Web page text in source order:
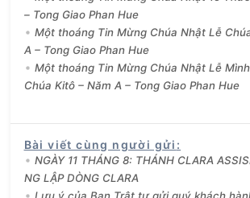
– Tong Giao Phan Hue
Một thoáng Tin Mừng Chúa Nhật Lễ
A – Tong Giao Phan Hue
Một thoáng Tin Mừng Chúa Nhật Lễ
Chúa Kitô – Năm A – Tong Giao Phan Hue
Bài viết cùng người gửi :
NGÀY 11 THÁNG 8: THÁNH CLARA
NG LẬP DÒNG CLARA
Lưu ý của Ban Trật tự gửi quý khách